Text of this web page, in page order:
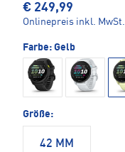
€ 249,99
Onlinepreis inkl. MwSt.
Farbe: Gelb
Größe:
42 MM